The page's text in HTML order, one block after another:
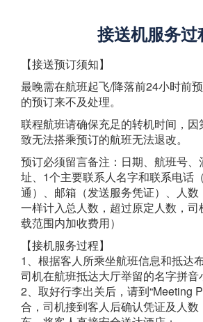
接送机服务过
【接送预订须知】
最晚需在航班起飞/降落前24小时前
的预订来不及处理。
联程航班请确保充足的转机时间，
致无法搭乘预订的航班无法退改。
预订必须留言备注：日期、航班号
址、1个主要联系人名字和联系电话
通）、邮箱（发送服务凭证）、人数
一样计入总人数，超过原定人数，
载范围内加收费用）
【接机服务过程】
1、根据客人所乘坐航班信息和抵达
司机在航班抵达大厅举留的名字拼音
2、取好行李出关后，请到“Meeting
合，司机接到客人后确认凭证及人